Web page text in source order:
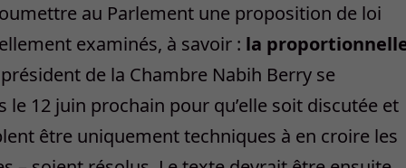
au Parlement une proposition de loi
examinés, à savoir : la
de la Chambre Nabih Berry se
le 12 juin prochain pour qu’elle soit discutée et
être uniquement techniques à en croire les